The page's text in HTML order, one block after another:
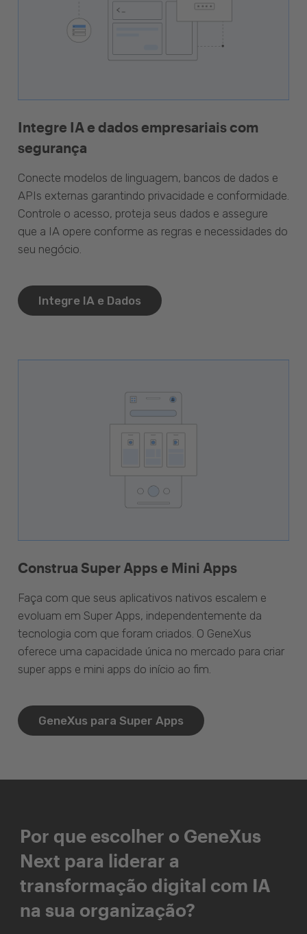
Integre IA e dados empresariais com
segurança
Conecte modelos de linguagem, bancos de dados e
APIs externas garantindo privacidade e conformidade.
Controle o acesso, proteja seus dados e assegure
que a IA opere conforme as regras e necessidades do
seu negócio.
Integre IA e Dados
Construa Super Apps e Mini Apps
Faça com que seus aplicativos nativos escalem e
evoluam em Super Apps, independentemente da
tecnologia com que foram criados. O GeneXus
oferece uma capacidade única no mercado para criar
super apps e mini apps do início ao fim.
GeneXus para Super Apps
Por que escolher o GeneXus
Next para liderar a
transformação digital com IA
na sua organização?